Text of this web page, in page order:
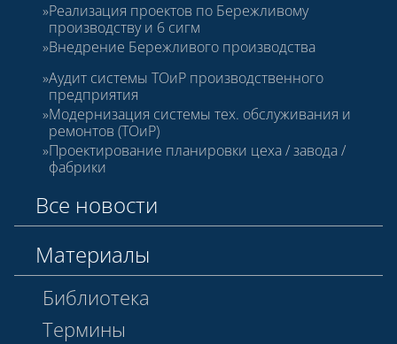
Реализация проектов по Бережливому
производству и 6 сигм
Внедрение Бережливого производства
Аудит системы ТОиР производственного
предприятия
Модернизация системы тех. обслуживания и
ремонтов (ТОиР)
Проектирование планировки цеха / завода /
фабрики
Все новости
Материалы
Библиотека
Термины